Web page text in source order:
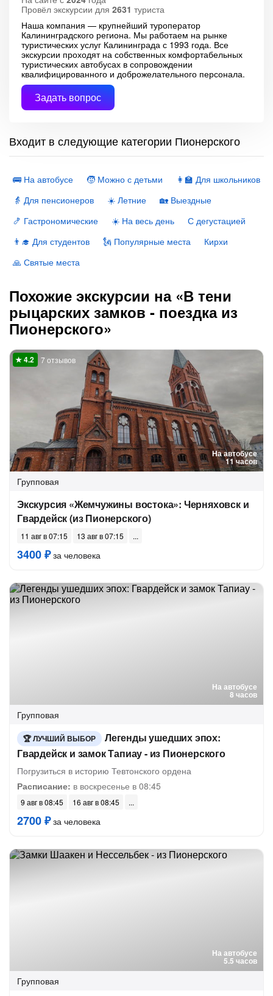
Провёл экскурсии для 2631 туриста
Наша компания — крупнейший туроператор
Калининградского региона. Мы работаем на рынке
туристических услуг Калининграда с 1993 года. Все
экскурсии проходят на собственных комфортабельных
туристических автобусах в сопровождении
квалифицированного и доброжелательного персонала.
Задать вопрос
Входит в следующие категории Пионерского
🚌 На автобусе 🧒 Можно с детьми
👩‍🏫 Для школьников
👵 Для пенсионеров
☀️ Летние
🏡 Выездные
🍤 Гастрономические
☀️ На весь день
С дегустацией
👨‍🎓 Для студентов
🗽 Популярные места
Кирхи
🙏 Святые места
Похожие экскурсии на «В тени
рыцарских замков - поездка из
Пионерского»
На автобусе
11 часов
7 отзывов
Групповая
Экскурсия «Жемчужины востока»: Черняховск и
Гвардейск (из Пионерского)
11 авг в 07:15 13 авг в 07:15
3400 ₽за человека
На автобусе
8 часов
Групповая
ЛУЧШИЙ ВЫБОР
Легенды ушедших эпох:
Гвардейск и замок Тапиау - из Пионерского
Погрузиться в историю Тевтонского ордена
Расписание: в воскресенье в 08:45
9 авг в 08:45 16 авг в 08:45
2700 ₽за человека
На автобусе
5.5 часов
Групповая